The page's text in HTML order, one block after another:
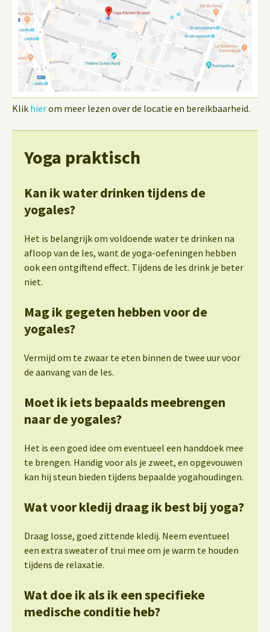
Klik hierom meer lezen over de locatie en bereikbaarheid.
Yoga praktisch
Kan ik water drinken tijdens de
yogales?
Het is belangrijk om voldoende water te drinken na
afloop van de les, want de yoga-oefeningen hebben
ook een ontgiftend effect. Tijdens de les drink je beter
niet.
Mag ik gegeten hebben voor de
yogales?
Vermijd om te zwaar te eten binnen de twee uur voor
de aanvang van de les.
Moet ik iets bepaalds meebrengen
naar de yogales?
Het is een goed idee om eventueel een handdoek mee
te brengen. Handig voor als je zweet, en opgevouwen
kan hij steun bieden tijdens bepaalde yogahoudingen.
Wat voor kledij draag ik best bij yoga?
Draag losse, goed zittende kledij. Neem eventueel
een extra sweater of trui mee om je warm te houden
tijdens de relaxatie.
Wat doe ik als ik een specifieke
medische conditie heb?